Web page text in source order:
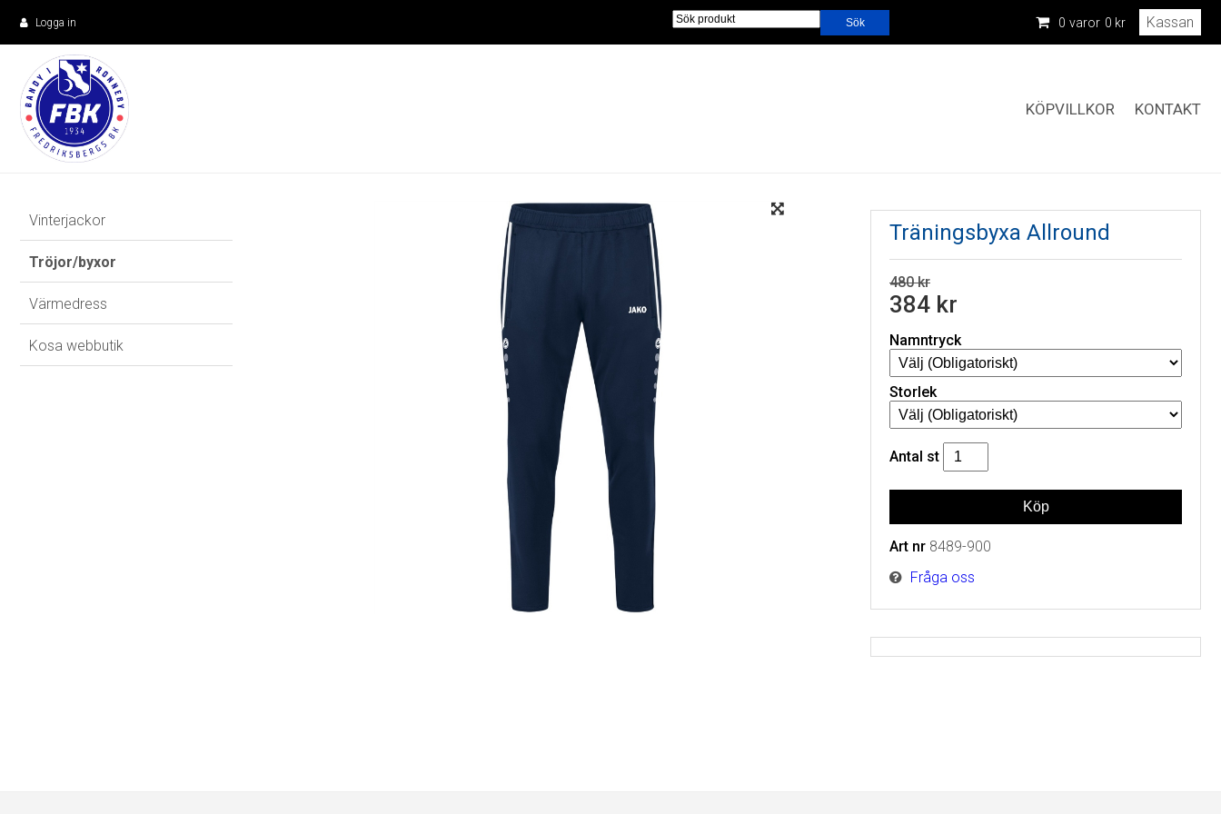
Logga in 0 varor 0 kr Kassan
KÖPVILLKOR KONTAKT
Vinterjackor
Tröjor/byxor
Värmedress
Kosa webbutik
Träningsbyxa Allround
480 kr
384 kr
Namntryck
Storlek
Antal st
Art nr 8489-900
Fråga oss